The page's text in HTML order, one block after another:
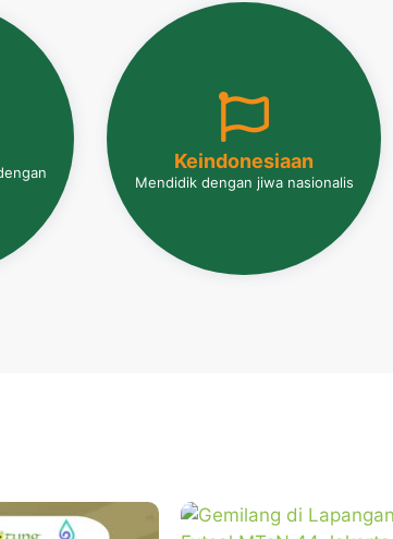
Keindonesiaan
Mendidik dengan jiwa nasionalis
Keindonesiaan
Madrasah Alternative Pondok
Pesantren